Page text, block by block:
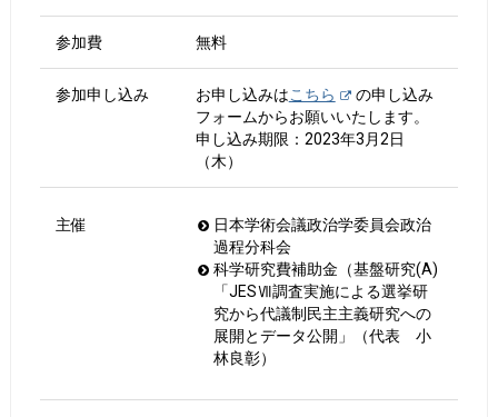
参加費 無料
参加申し込み お申し込みはこちら
の申し込み
フォームからお願いいたします。
申し込み期限：2023年3月2日
（木）
主催
日本学術会議政治学委員会政治
過程分科会
科学研究費補助金（基盤研究(A)
「JESⅦ調査実施による選挙研
究から代議制民主主義研究への
展開とデータ公開」（代表 小
林良彰）